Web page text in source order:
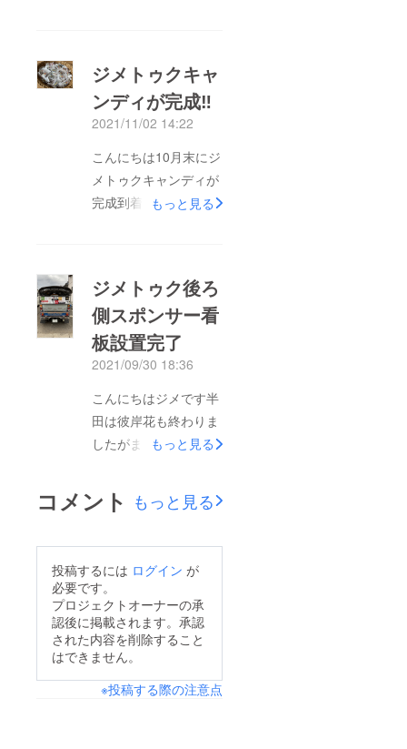
見かけたらお声がけ下
さい\(//∇//)\ジメ
ジメトゥクキャ
ンディが完成‼︎
2021/11/02 14:22
こんにちは10月末にジ
メトゥクキャンディが
完成到着しましたので
時には、カバンに入れ
ていつでも渡せるよう
に！またイベントには
宝箱などにいれて子ど
いとおもいます。ジメ
トゥク体験などをした
後も、飴ちゃんがある
り、楽しいを共有でき
なぁとオモイマス。あ
らためてジメトゥク
キャンディスポンサー
の皆様有難うございま
したm(_ _)mスポン
サーお名前につきまし
ては、11/12あたりの
イベントまでに完成さ
もっと見る
ジメトゥク後ろ
側スポンサー看
板設置完了
2021/09/30 18:36
こんにちはジメです半
田は彼岸花も終わりま
したがまだまだ楽しい
とアゲアゲでございま
すw報告です本日スポ
(*^▽^*)ジメトゥク後
ろ側看板スポンサーの
リターンが10/1から半
年間掲載されます
(4/1〜9/30)ですめちゃ
もっと見る
コメント もっと見る
投稿するには ログイン が
必要です。
プロジェクトオーナーの承
認後に掲載されます。承認
された内容を削除すること
はできません。
※投稿する際の注意点